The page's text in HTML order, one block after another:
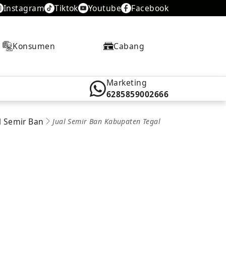
Instagram Tiktok Youtube Facebook
Konsumen Cabang
Marketing
6285859002666
Semir Ban Jual Semir Ban Kabupaten Tegal